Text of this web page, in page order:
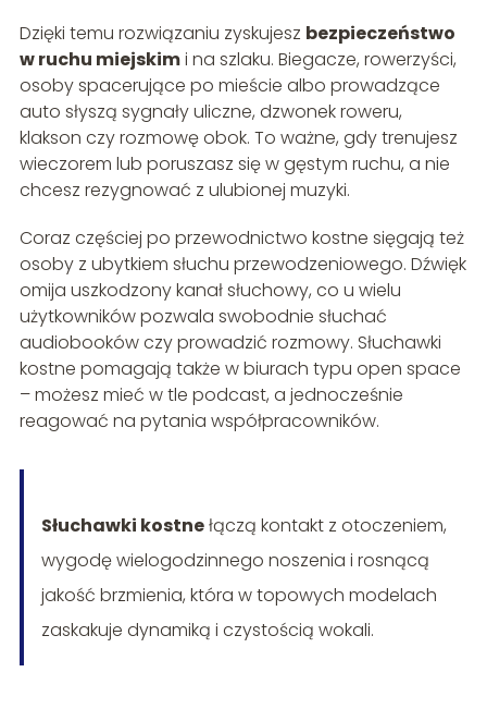
Dzięki temu rozwiązaniu zyskujesz bezpieczeństwo
w ruchu miejskimi na szlaku. Biegacze, rowerzyści,
osoby spacerujące po mieście albo prowadzące
auto słyszą sygnały uliczne, dzwonek roweru,
klakson czy rozmowę obok. To ważne, gdy trenujesz
wieczorem lub poruszasz się w gęstym ruchu, a nie
chcesz rezygnować z ulubionej muzyki.
Coraz częściej po przewodnictwo kostne sięgają też
osoby z ubytkiem słuchu przewodzeniowego. Dźwięk
omija uszkodzony kanał słuchowy, co u wielu
użytkowników pozwala swobodnie słuchać
audiobooków czy prowadzić rozmowy. Słuchawki
kostne pomagają także w biurach typu open space
– możesz mieć w tle podcast, a jednocześnie
reagować na pytania współpracowników.
Słuchawki kostnełączą kontakt z otoczeniem,
wygodę wielogodzinnego noszenia i rosnącą
jakość brzmienia, która w topowych modelach
zaskakuje dynamiką i czystością wokali.